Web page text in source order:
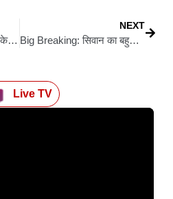
NDA Conference: सीवान के रघुनाथपुर में 24 अगस्त को होगा एनडीए कार्यकर्ता सम्मेलन
NEXT
Big Breaking: सिवान का बहुचर्चित हरिशंकर सिंह हत्याकांड : सबूतों के अभाव में पूर्व एमएलसी मनोज सिंह बरी
Live TV